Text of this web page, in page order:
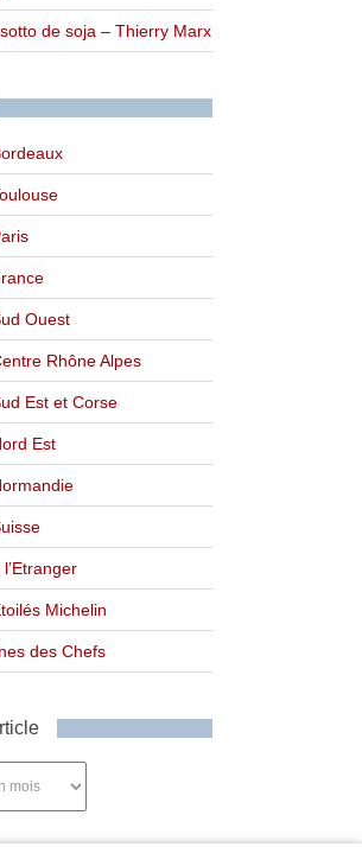
de soja – Thierry Marx
Ouest
Rhône Alpes
Est et Corse
Est
Michelin
des Chefs